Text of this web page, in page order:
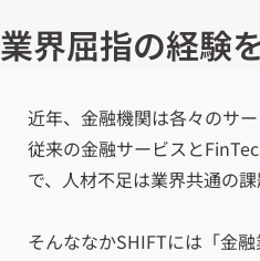
業界屈指の経験
近年、金融機関は各々のサ
従来の金融サービスと
で、人材不足は業界共通の課
そんななかSHIFTには「金